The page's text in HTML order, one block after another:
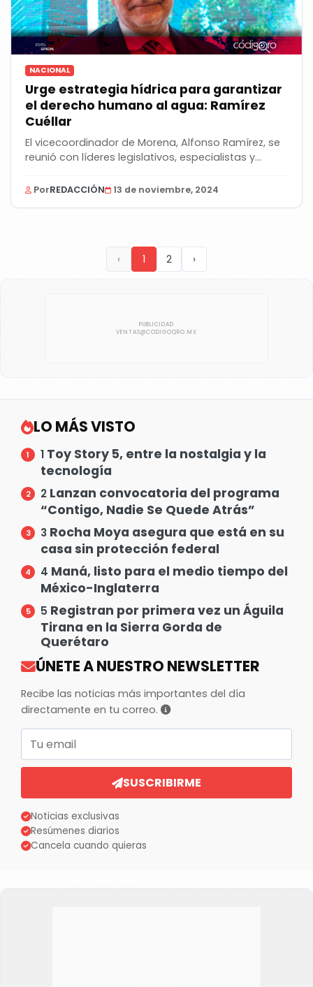
NACIONAL
Urge estrategia hídrica para garantizar
el derecho humano al agua: Ramírez
Cuéllar
El vicecoordinador de Morena, Alfonso Ramírez, se
reunió con líderes legislativos, especialistas y...
PorREDACCIÓN 13 de noviembre, 2024
‹ 1 2 ›
LO MÁS VISTO
1 Toy Story 5, entre la nostalgia y la
tecnología
2 Lanzan convocatoria del programa
“Contigo, Nadie Se Quede Atrás”
3 Rocha Moya asegura que está en su
casa sin protección federal
4 Maná, listo para el medio tiempo del
México-Inglaterra
5 Registran por primera vez un Águila
Tirana en la Sierra Gorda de
Querétaro
ÚNETE A NUESTRO NEWSLETTER
Recibe las noticias más importantes del día
directamente en tu correo.
SUSCRIBIRME
Noticias exclusivas
Resúmenes diarios
Cancela cuando quieras